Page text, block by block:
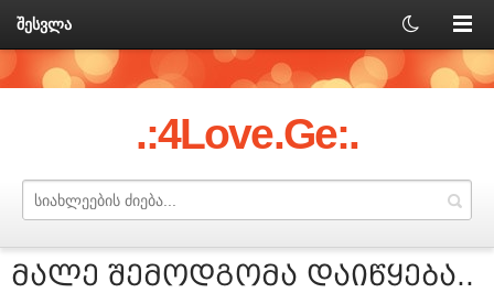
შესვლა
.:4Love.Ge:.
მალე შემოდგომა დაიწყება..